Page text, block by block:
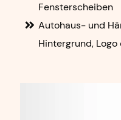
Fensterscheiben
Autohaus- und
Hintergrund,